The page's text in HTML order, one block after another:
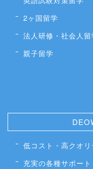
2ヶ国留学
法人研修・社会人留
親子留学
低コスト・高クオ
充実の各種サポート